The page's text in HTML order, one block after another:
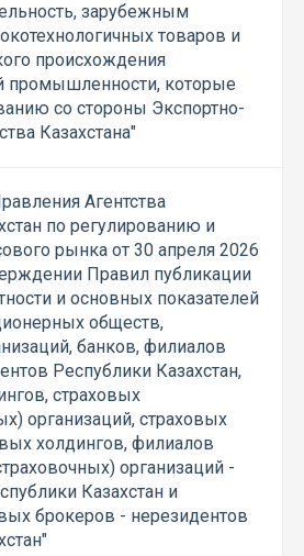
зарубежным
товаров и
происхождения
которые
со стороны Экспортно-
Казахстана"
Агентства
по регулированию и
рынка от 30 апреля 2026
Правил публикации
и основных показателей
обществ,
банков, филиалов
Республики Казахстан,
страховых
организаций, страховых
холдингов, филиалов
организаций -
Казахстан и
брокеров - нерезидентов